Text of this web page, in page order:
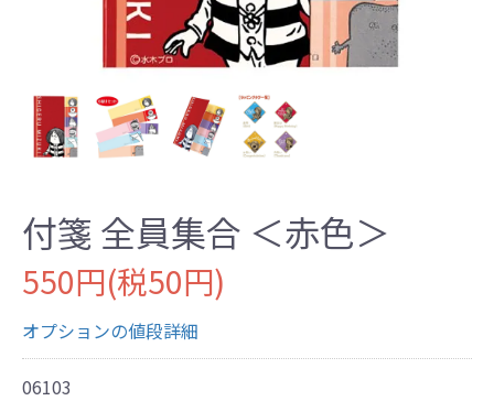
付箋 全員集合 ＜赤色＞
550円(税50円)
オプションの値段詳細
06103